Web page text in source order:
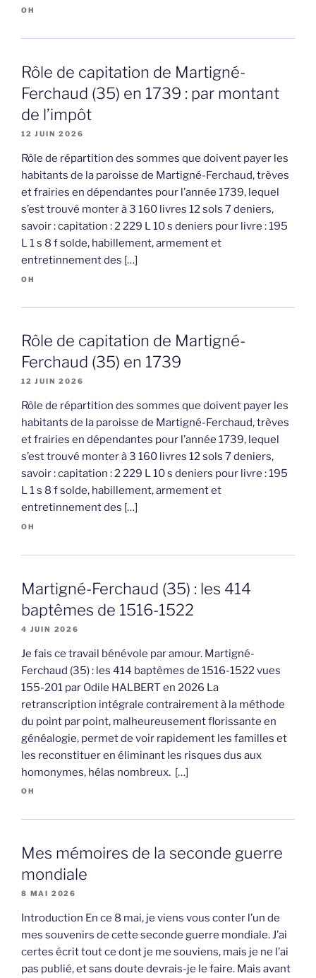
OH
Rôle de capitation de Martigné-
Ferchaud (35) en 1739 : par montant
de l’impôt
12 JUIN 2026
Rôle de répartition des sommes que doivent payer les
habitants de la paroisse de Martigné-Ferchaud, trèves
et frairies en dépendantes pour l’année 1739, lequel
s’est trouvé monter à 3 160 livres 12 sols 7 deniers,
savoir : capitation : 2 229 L 10 s deniers pour livre : 195
L 1 s 8 f solde, habillement, armement et
entretinnement des […]
OH
Rôle de capitation de Martigné-
Ferchaud (35) en 1739
12 JUIN 2026
Rôle de répartition des sommes que doivent payer les
habitants de la paroisse de Martigné-Ferchaud, trèves
et frairies en dépendantes pour l’année 1739, lequel
s’est trouvé monter à 3 160 livres 12 sols 7 deniers,
savoir : capitation : 2 229 L 10 s deniers pour livre : 195
L 1 s 8 f solde, habillement, armement et
entretinnement des […]
OH
Martigné-Ferchaud (35) : les 414
baptêmes de 1516-1522
4 JUIN 2026
Je fais ce travail bénévole par amour. Martigné-
Ferchaud (35) : les 414 baptêmes de 1516-1522 vues
155-201 par Odile HALBERT en 2026 La
retranscription intégrale contrairement à la méthode
du point par point, malheureusement florissante en
généalogie, permet de voir rapidement les familles et
les reconstituer en éliminant les risques dus aux
homonymes, hélas nombreux. […]
OH
Mes mémoires de la seconde guerre
mondiale
8 MAI 2026
Introduction En ce 8 mai, je viens vous conter l’un de
mes souvenirs de cette seconde guerre mondiale. J’ai
certes écrit tout ce dont je me souviens, mais je ne l’ai
pas publié, et sans doute devrais-je le faire. Mais avant